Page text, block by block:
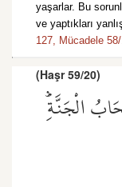
yaşarlar. Bu
ve yaptıkları
127, Mücadele
(Haşr 59/20)
الْجَنَّةِۜ